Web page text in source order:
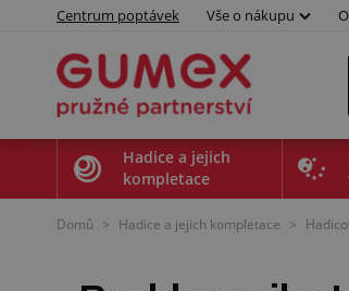
Centrum poptávek Vše o nákupu
Hadice a jejich
kompletace
Domů > Hadice a jejich kompletace >